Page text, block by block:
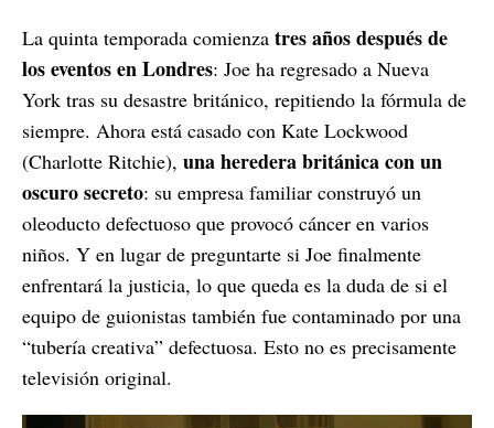
La quinta temporada comienza tres años después de
los eventos en Londres: Joe ha regresado a Nueva
York tras su desastre británico, repitiendo la fórmula de
siempre. Ahora está casado con Kate Lockwood
(Charlotte Ritchie), una heredera británica con un
oscuro secreto: su empresa familiar construyó un
oleoducto defectuoso que provocó cáncer en varios
niños. Y en lugar de preguntarte si Joe finalmente
enfrentará la justicia, lo que queda es la duda de si el
equipo de guionistas también fue contaminado por una
“tubería creativa” defectuosa. Esto no es precisamente
televisión original.